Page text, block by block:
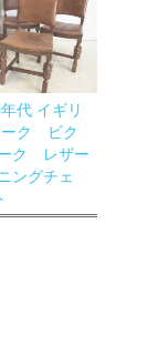
代 イギリ
ーク ビク
ク レザー
ングチェ